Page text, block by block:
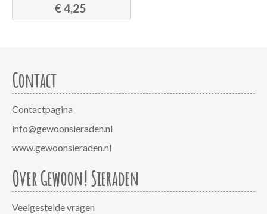
€ 4,25
Contact
Contactpagina
info@gewoonsieraden.nl
www.gewoonsieraden.nl
Over Gewoon! Sieraden
Veelgestelde vragen